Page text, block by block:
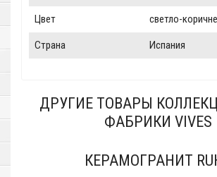
Цвет светло-
Страна Испания
ДРУГИЕ ТОВАРЫ
ФАБРИКИ VIVES
КЕРАМОГРАНИТ